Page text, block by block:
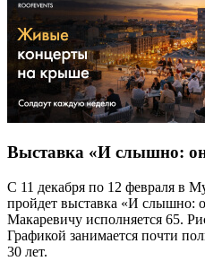
Выставка «И слышно:
С 11 декабря по 12 февраля в
пройдет выставка «И слышно:
Макаревичу исполняется 65.
Графикой занимается почти
30 лет.